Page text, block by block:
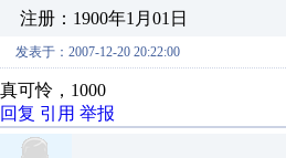
注册：1900年1月01日
发表于：2007-12-20 20:22:00
真可怜，1000
回复 引用 举报